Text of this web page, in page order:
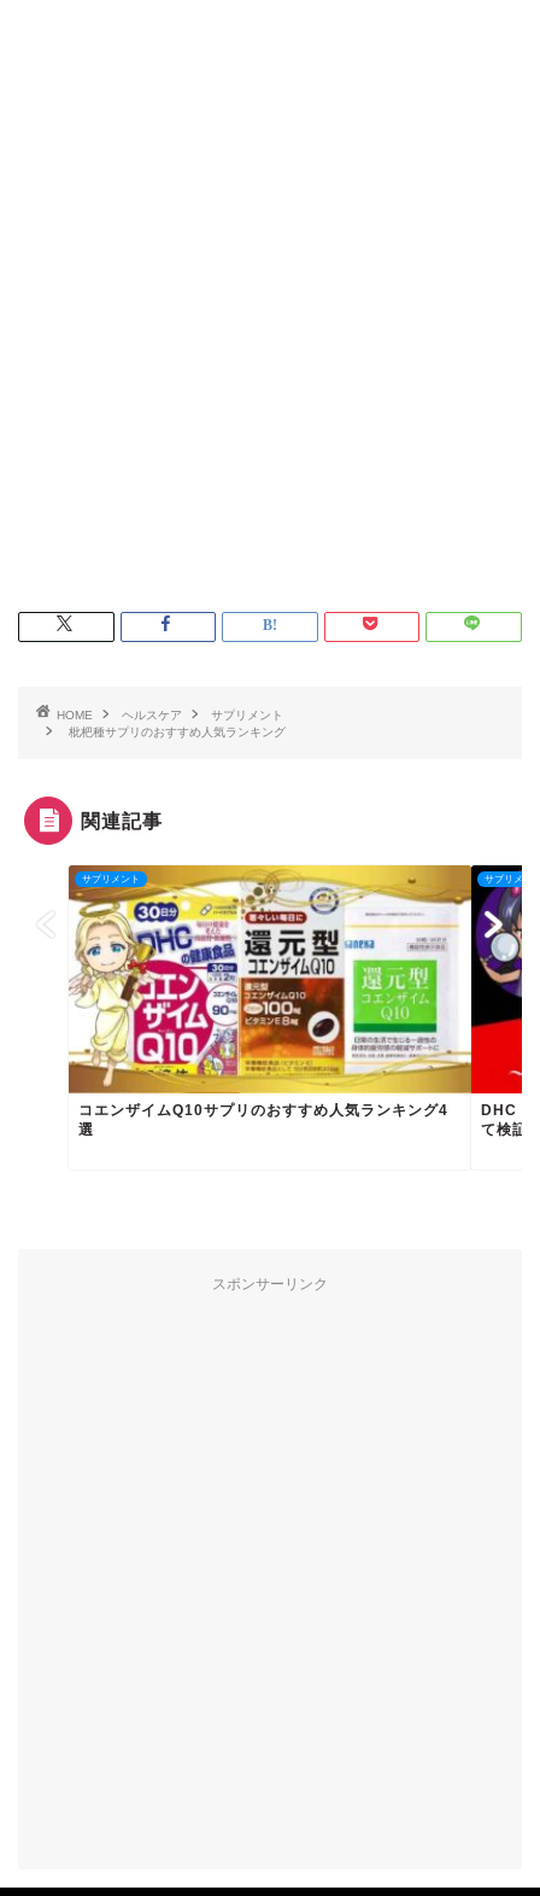
HOME ヘルスケア
サプリメント
枇杷種サプリのおすすめ人気ランキング
関連記事
サプリメント
コエンザイムQ10サプリのおすすめ人気ランキング4
選
サプリメン
DHC
て検証
スポンサーリンク